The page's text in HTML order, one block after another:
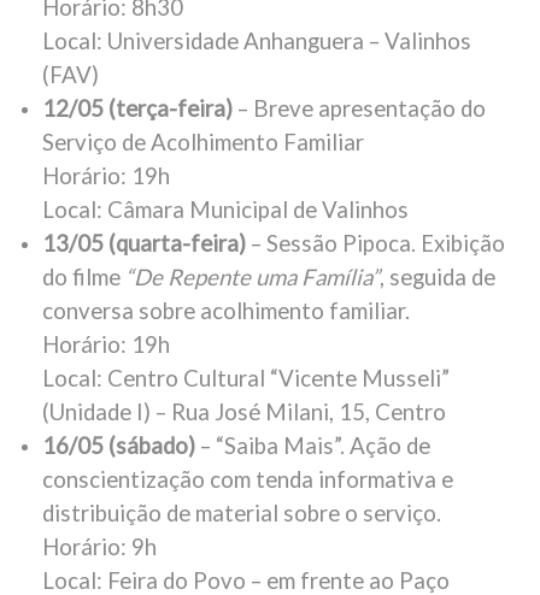
Horário: 8h30
Local: Universidade Anhanguera – Valinhos
(FAV)
12/05 (terça-feira) – Breve apresentação do
Serviço de Acolhimento Familiar
Horário: 19h
Local: Câmara Municipal de Valinhos
13/05 (quarta-feira) – Sessão Pipoca. Exibição
do filme “De Repente uma Família”, seguida de
conversa sobre acolhimento familiar.
Horário: 19h
Local: Centro Cultural “Vicente Musseli”
(Unidade I) – Rua José Milani, 15, Centro
16/05 (sábado) – “Saiba Mais”. Ação de
conscientização com tenda informativa e
distribuição de material sobre o serviço.
Horário: 9h
Local: Feira do Povo – em frente ao Paço